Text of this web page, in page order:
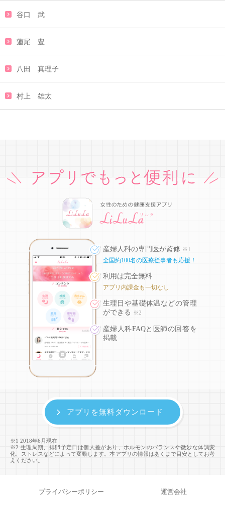
谷口 武
蓮尾 豊
八田 真理子
村上 雄太
産婦人科の専門医が監修 ※1
全国約100名の医療従事者も応援！
利用は完全無料
アプリ内課金も一切なし
生理日や基礎体温などの管理
ができる
※2
産婦人科FAQと医師の回答を
掲載
※1 2018年6月現在
※2 生理周期、排卵予定日は個人差があり、ホルモンのバランスや微妙な体調変
化、ストレスなどによって変動します。本アプリの情報はあくまで目安としてお考
えください。
アプリを無料ダウンロード
プライバシーポリシー 運営会社